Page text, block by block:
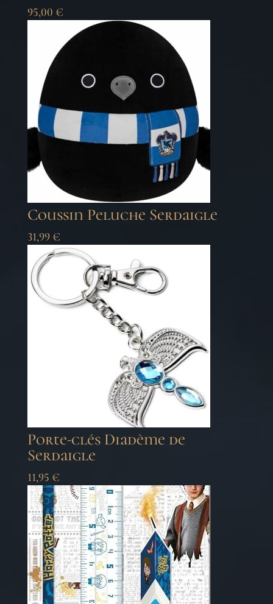
95,00 €
Coussin Peluche Serdaigle
31,99 €
Porte-clés Diadème de
Serdaigle
11,95 €